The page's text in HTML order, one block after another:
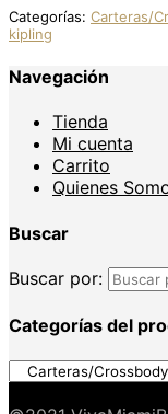
Categorías: Carteras/
kipling
Navegación
Tienda
Mi cuenta
Carrito
Quienes
Buscar
Buscar por:
Categorías del